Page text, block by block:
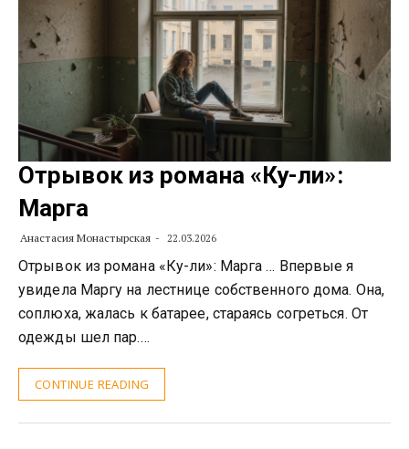
Отрывок из романа «Ку-ли»:
Марга
Анастасия Монастырская 22.03.2026
Отрывок из романа «Ку-ли»: Марга … Впервые я
увидела Маргу на лестнице собственного дома. Она,
соплюха, жалась к батарее, стараясь согреться. От
одежды шел пар.…
CONTINUE READING